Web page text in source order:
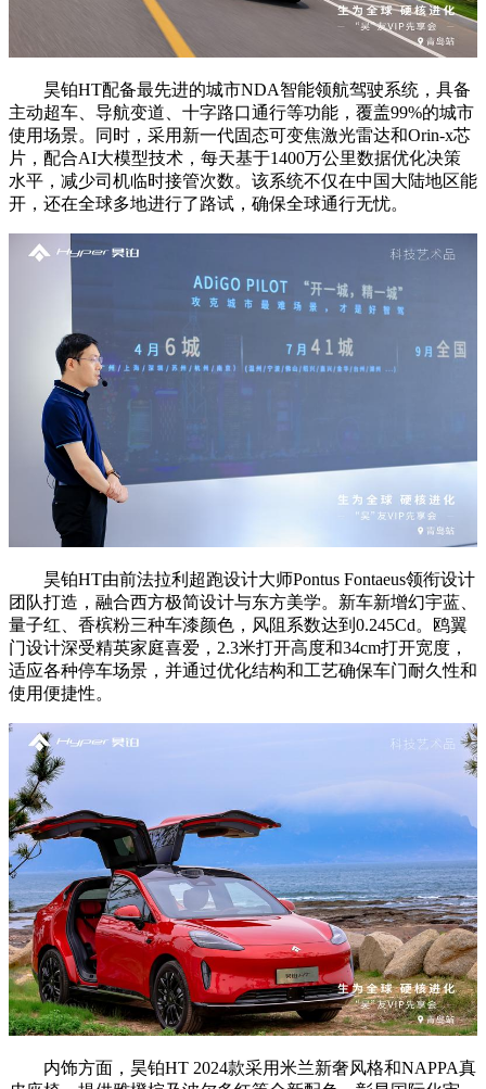
昊铂HT配备最先进的城市NDA智能领航驾驶系统，具备
主动超车、导航变道、十字路口通行等功能，覆盖99%的城市
使用场景。同时，采用新一代固态可变焦激光雷达和Orin-x芯
片，配合AI大模型技术，每天基于1400万公里数据优化决策
水平，减少司机临时接管次数。该系统不仅在中国大陆地区能
开，还在全球多地进行了路试，确保全球通行无忧。
昊铂HT由前法拉利超跑设计大师Pontus Fontaeus领衔设计
团队打造，融合西方极简设计与东方美学。新车新增幻宇蓝、
量子红、香槟粉三种车漆颜色，风阻系数达到0.245Cd。鸥翼
门设计深受精英家庭喜爱，2.3米打开高度和34cm打开宽度，
适应各种停车场景，并通过优化结构和工艺确保车门耐久性和
使用便捷性。
内饰方面，昊铂HT 2024款采用米兰新奢风格和NAPPA真